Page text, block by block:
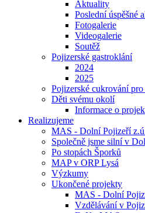
Aktuality
Poslední úspěšné
Fotogalerie
Videogalerie
Soutěž
Pojizerské gastroklání
2024
2025
Pojizerské cukrování pro
Děti svému okolí
Informace o
Realizujeme
MAS - Dolní Pojizeří
Společně jsme silní v
Po stopách Šporků
MAP v ORP Lysá
Výzkumy
Ukončené projekty
MAS - Dolní
Vzdělávání v